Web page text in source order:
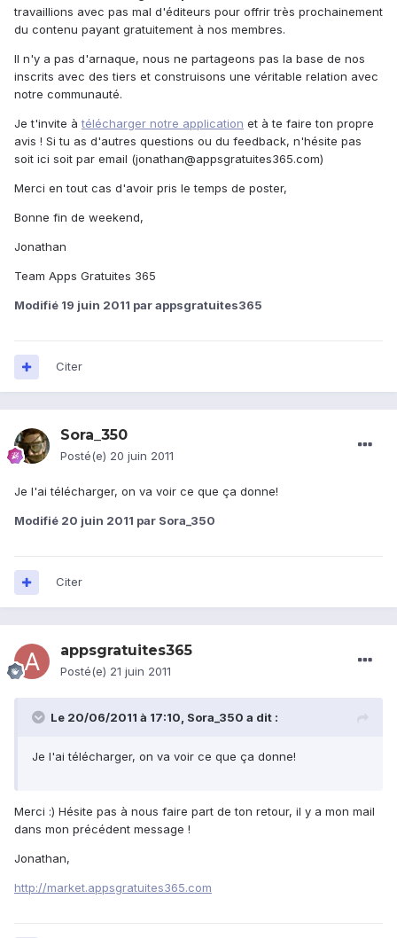
travaillions avec pas mal d'éditeurs pour offrir très prochainement
du contenu payant gratuitement à nos membres.
Il n'y a pas d'arnaque, nous ne partageons pas la base de nos
inscrits avec des tiers et construisons une véritable relation avec
notre communauté.
Je t'invite àtélécharger notre application et à te faire ton propre
avis ! Si tu as d'autres questions ou du feedback, n'hésite pas
soit ici soit par email (jonathan@appsgratuites365.com)
Merci en tout cas d'avoir pris le temps de poster,
Bonne fin de weekend,
Jonathan
Team Apps Gratuites 365
Modifié 19 juin 2011 par appsgratuites365
Citer
Sora_350
Posté(e) 20 juin 2011
Je l'ai télécharger, on va voir ce que ça donne!
Modifié 20 juin 2011 par Sora_350
Citer
appsgratuites365
Posté(e) 21 juin 2011
Le 20/06/2011 à 17:10, Sora_350 a dit :
Je l'ai télécharger, on va voir ce que ça donne!
Merci :) Hésite pas à nous faire part de ton retour, il y a mon mail
dans mon précédent message !
Jonathan,
http://market.appsgratuites365.com